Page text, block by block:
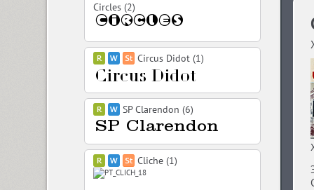
Circles (2)
Circus Didot (1)
SP Clarendon (6)
Cliche (1)